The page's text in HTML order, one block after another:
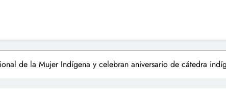
de la Mujer Indígena y celebran aniversario de cátedra